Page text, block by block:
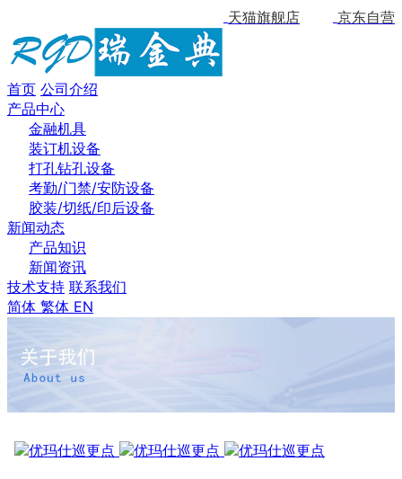
天猫旗舰店 京东自营
首页 公司介绍
产品中心
金融机具
装订机设备
打孔钻孔设备
考勤/门禁/安防设备
胶装/切纸/印后设备
新闻动态
产品知识
新闻资讯
技术支持 联系我们
简体 繁体 EN